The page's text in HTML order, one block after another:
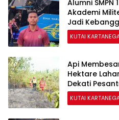
Alumni
Akademi
Jadi
KUTAI
Api
Hektare
Dekati
KUTAI